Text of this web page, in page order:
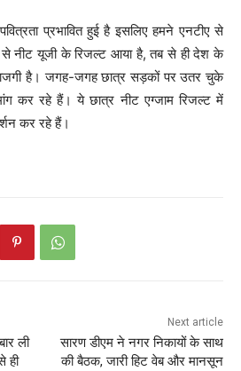
पवित्रता प्रभावित हुई है इसलिए हमने एनटीए से
से नीट यूजी के रिजल्ट आया है, तब से ही देश के
है। जगह-जगह छात्र सड़कों पर उतर चुके
कर रहे हैं। ये छात्र नीट एग्जाम रिजल्ट में
कर रहे हैं।
ली
ही
Next article
सारण डीएम ने नगर निकायों के साथ
की बैठक, जारी हिट वेब और मानसून